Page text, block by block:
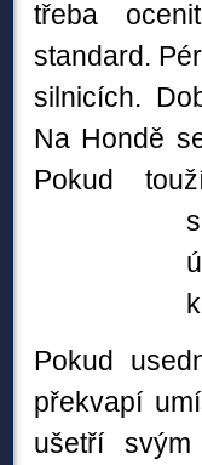
třeba
standard.
silnicích.
Na Hondě
Pokud
Pokud
překvapí
ušetří